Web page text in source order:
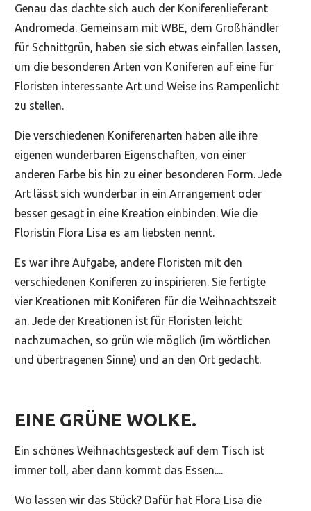
Genau das dachte sich auch der Koniferenlieferant
Andromeda. Gemeinsam mit WBE, dem Großhändler
für Schnittgrün, haben sie sich etwas einfallen lassen,
um die besonderen Arten von Koniferen auf eine für
Floristen interessante Art und Weise ins Rampenlicht
zu stellen.
Die verschiedenen Koniferenarten haben alle ihre
eigenen wunderbaren Eigenschaften, von einer
anderen Farbe bis hin zu einer besonderen Form. Jede
Art lässt sich wunderbar in ein Arrangement oder
besser gesagt in eine Kreation einbinden. Wie die
Floristin Flora Lisa es am liebsten nennt.
Es war ihre Aufgabe, andere Floristen mit den
verschiedenen Koniferen zu inspirieren. Sie fertigte
vier Kreationen mit Koniferen für die Weihnachtszeit
an. Jede der Kreationen ist für Floristen leicht
nachzumachen, so grün wie möglich (im wörtlichen
und übertragenen Sinne) und an den Ort gedacht.
EINE GRÜNE WOLKE.
Ein schönes Weihnachtsgesteck auf dem Tisch ist
immer toll, aber dann kommt das Essen....
Wo lassen wir das Stück? Dafür hat Flora Lisa die